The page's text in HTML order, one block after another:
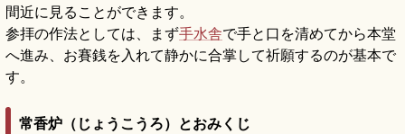
間近に見ることができます。
参拝の作法としては、まず手水舎で手と口を清めてから本堂
へ進み、お賽銭を入れて静かに合掌して祈願するのが基本で
す。
常香炉（じょうこうろ）とおみくじ